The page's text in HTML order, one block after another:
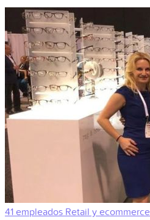
41 empleados Retail y ecommerce